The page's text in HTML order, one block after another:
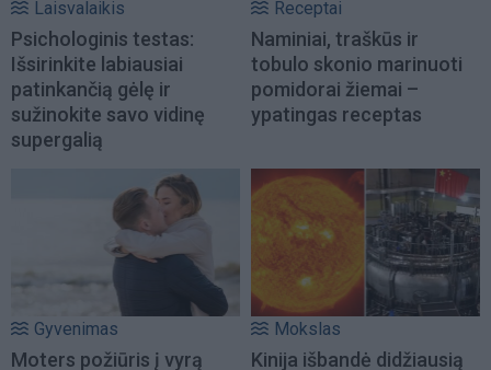
Laisvalaikis
Psichologinis testas:
Išsirinkite labiausiai
patinkančią gėlę ir
sužinokite savo vidinę
supergalią
Receptai
Naminiai, traškūs ir
tobulo skonio marinuoti
pomidorai žiemai –
ypatingas receptas
Gyvenimas
Moters požiūris į vyrą
Mokslas
Kinija išbandė didžiausią